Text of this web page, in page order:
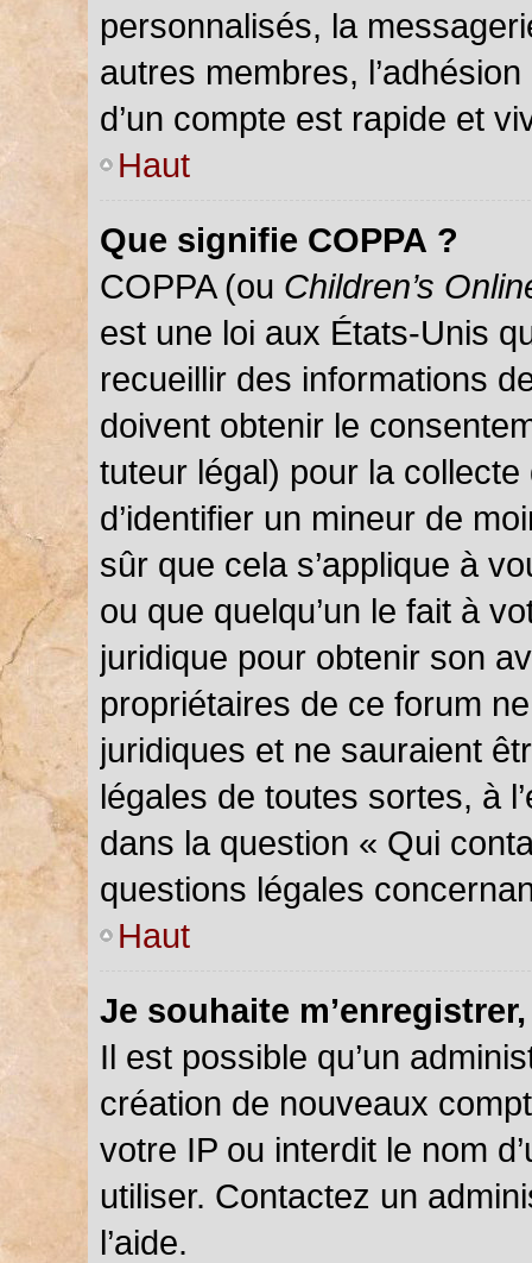
personnalisés, la
autres membres,
d’un compte est rapide et
Haut
Que signifie COPPA ?
COPPA (ou Children’s
est une loi aux États-Unis
recueillir des informations
doivent obtenir le
tuteur légal) pour la
d’identifier un mineur de
sûr que cela s’applique à
ou que quelqu’un le fait à
juridique pour obtenir son
propriétaires de ce forum
juridiques et ne sauraient
légales de toutes sortes, à
dans la question « Qui
questions légales
Haut
Je souhaite
Il est possible qu’un
création de nouveaux
votre IP ou interdit le nom
utiliser. Contactez un
l’aide.